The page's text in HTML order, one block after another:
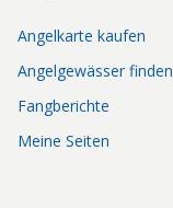
Angelkarte kaufen
Angelgewässer finden
Fangberichte
Meine Seiten